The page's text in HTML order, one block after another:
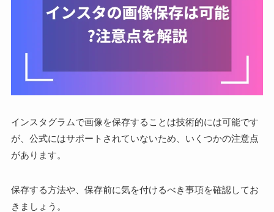
インスタグラムで画像を保存することは技術的には可能です
が、公式にはサポートされていないため、いくつかの注意点
があります。
保存する方法や、保存前に気を付けるべき事項を確認してお
きましょう。